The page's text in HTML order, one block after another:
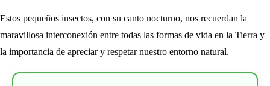
Estos pequeños insectos, con su canto nocturno, nos recuerdan la
maravillosa interconexión entre todas las formas de vida en la Tierra y
la importancia de apreciar y respetar nuestro entorno natural.